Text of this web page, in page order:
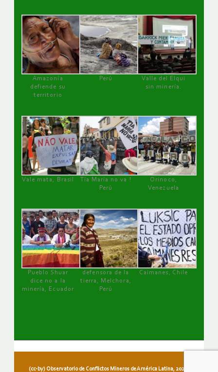
Amazonía
defiende su
territorio
Perú
Valle del Elqui
sin minería.
Vale mata, Brasil
Tía María no va !
Perú
Orinoco,
Venezuela
Pueblo Shuar
dice no a la
minería, Ecuador
defensora de la
tierra, Melchora,
Perú
Caimanes, Chile
(cc-by) Observatorio de Conflictos Mineros de América Latina, 2026